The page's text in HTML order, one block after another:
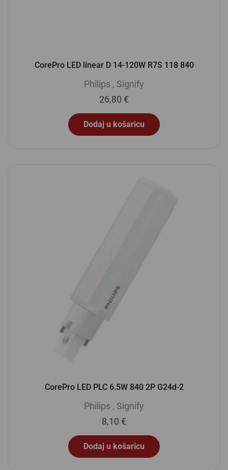
CorePro LED linear D 14-120W R7S 118 840
Philips , Signify
26,80 €
Dodaj u košaricu
CorePro LED PLC 6.5W 840 2P G24d-2
Philips , Signify
8,10 €
Dodaj u košaricu